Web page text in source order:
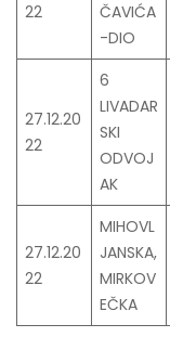
22
ČAVIĆA
-DIO
27.12.20
22
6
LIVADAR
SKI
ODVOJ
AK
27.12.20
22
MIHOVL
JANSKA,
MIRKOV
EČKA